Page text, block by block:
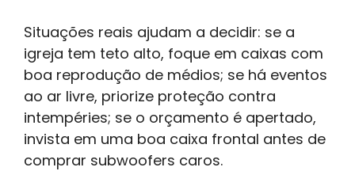
Situações reais ajudam a decidir: se a
igreja tem teto alto, foque em caixas com
boa reprodução de médios; se há eventos
ao ar livre, priorize proteção contra
intempéries; se o orçamento é apertado,
invista em uma boa caixa frontal antes de
comprar subwoofers caros.